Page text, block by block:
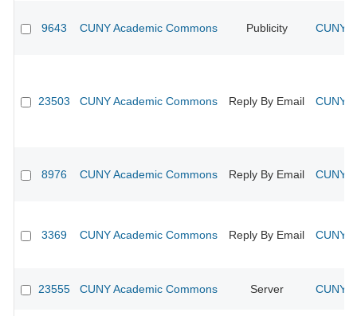
9643 CUNY Academic Commons Publicity CUNY
23503 CUNY Academic Commons Reply By Email CUNY
8976 CUNY Academic Commons Reply By Email CUNY
3369 CUNY Academic Commons Reply By Email CUNY
23555 CUNY Academic Commons Server CUNY